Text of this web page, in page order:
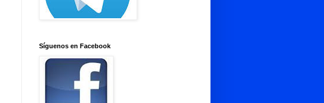
Síguenos en Facebook